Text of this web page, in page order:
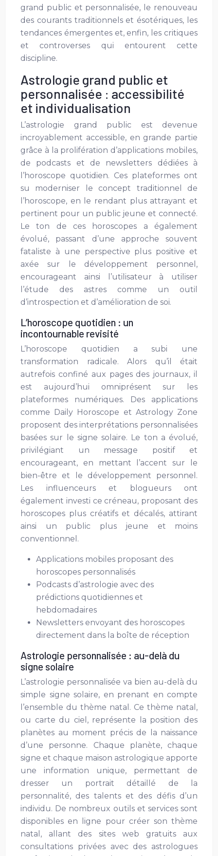
grand public et personnalisée, le renouveau
des courants traditionnels et ésotériques, les
tendances émergentes et, enfin, les critiques
et controverses qui entourent cette
discipline.
Astrologie grand public et
personnalisée : accessibilité
et individualisation
L’astrologie grand public est devenue
incroyablement accessible, en grande partie
grâce à la prolifération d’applications mobiles,
de podcasts et de newsletters dédiées à
l’horoscope quotidien. Ces plateformes ont
su moderniser le concept traditionnel de
l’horoscope, en le rendant plus attrayant et
pertinent pour un public jeune et connecté.
Le ton de ces horoscopes a également
évolué, passant d’une approche souvent
fataliste à une perspective plus positive et
axée sur le développement personnel,
encourageant ainsi l’utilisateur à utiliser
l’étude des astres comme un outil
d’introspection et d’amélioration de soi.
L’horoscope quotidien : un
incontournable revisité
L’horoscope quotidien a subi une
transformation radicale. Alors qu’il était
autrefois confiné aux pages des journaux, il
est aujourd’hui omniprésent sur les
plateformes numériques. Des applications
comme Daily Horoscope et Astrology Zone
proposent des interprétations personnalisées
basées sur le signe solaire. Le ton a évolué,
privilégiant un message positif et
encourageant, en mettant l’accent sur le
bien-être et le développement personnel.
Les influenceurs et blogueurs ont
également investi ce créneau, proposant des
horoscopes plus créatifs et décalés, attirant
ainsi un public plus jeune et moins
conventionnel.
Applications mobiles proposant des
horoscopes personnalisés
Podcasts d’astrologie avec des
prédictions quotidiennes et
hebdomadaires
Newsletters envoyant des horoscopes
directement dans la boîte de réception
Astrologie personnalisée : au-delà du
signe solaire
L’astrologie personnalisée va bien au-delà du
simple signe solaire, en prenant en compte
l’ensemble du thème natal. Ce thème natal,
ou carte du ciel, représente la position des
planètes au moment précis de la naissance
d’une personne. Chaque planète, chaque
signe et chaque maison astrologique apporte
une information unique, permettant de
dresser un portrait détaillé de la
personnalité, des talents et des défis d’un
individu. De nombreux outils et services sont
disponibles en ligne pour créer son thème
natal, allant des sites web gratuits aux
consultations privées avec des astrologues